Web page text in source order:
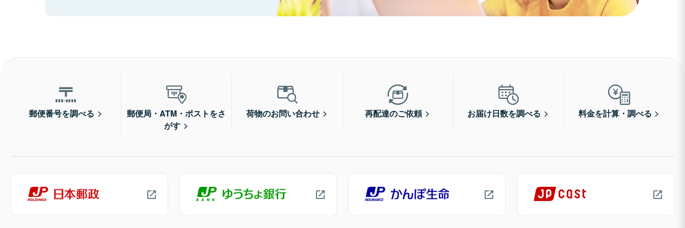
郵便番号を調べる
郵便局・ATM・ポストをさ
がす
荷物のお問い合わせ 再配達のご依頼 お届け日数を調べる 料金を計算・調べる